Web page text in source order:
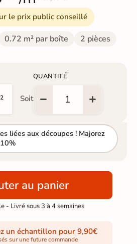
le prix public conseillé
0.72 m² par boîte 2 pièces
Soit
QUANTITÉ
liées aux découpes ! Majorez
au panier
- Livré sous 3 à 4 semaines
un échantillon pour 9,90€
sur une future commande